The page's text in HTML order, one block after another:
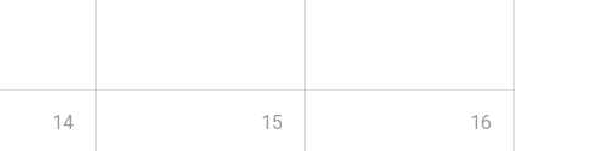
14 15 16